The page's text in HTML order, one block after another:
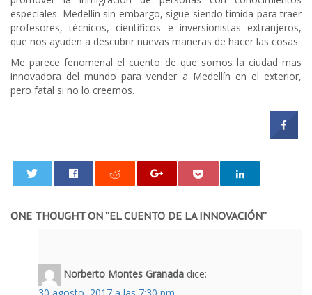
especiales. Medellín sin embargo, sigue siendo tímida para traer
profesores, técnicos, científicos e inversionistas extranjeros,
que nos ayuden a descubrir nuevas maneras de hacer las cosas.
Me parece fenomenal el cuento de que somos la ciudad mas
innovadora del mundo para vender a Medellín en el exterior,
pero fatal si no lo creemos.
ONE THOUGHT ON “EL CUENTO DE LA INNOVACIÓN”
Norberto Montes Granada dice: